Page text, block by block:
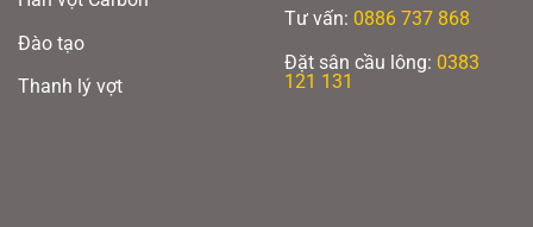
Đào tạo
Thanh lý vợt
Tư vấn: 0886 737 868
Đặt sân cầu lông: 0383
121 131